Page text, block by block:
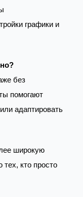
графики и
без
помогают
адаптировать
широкую
кто просто